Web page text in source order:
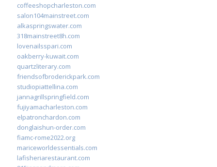
coffeeshopcharleston.com
salon104mainstreet.com
alkaspringswater.com
318mainstreet8h.com
lovenailsspari.com
oakberry-kuwait.com
quartzliterary.com
friendsofbroderickpark.com
studiopiattellina.com
jannagrillspringfield.com
fujiyamacharleston.com
elpatronchardon.com
donglaishun-order.com
fiamc-rome2022.org
mariceworldessentials.com
lafisheriarestaurant.com